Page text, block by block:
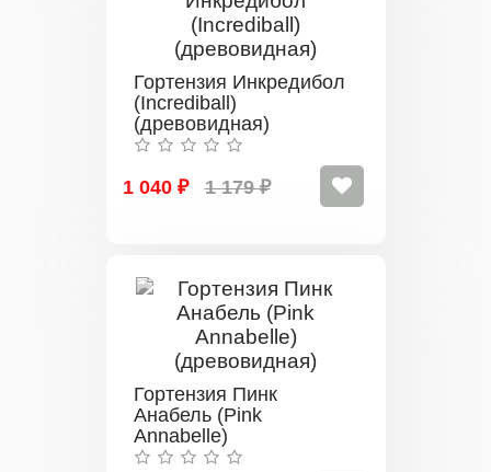
Гортензия Инкредибол
(Incrediball)
(древовидная)
1 040 ₽ 1 179 ₽
Гортензия Пинк
Анабель (Pink
Annabelle)
(древовидная)